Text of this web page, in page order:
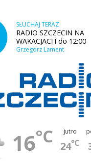
SŁUCHAJ TERAZ
RADIO SZCZECIN NA
WAKACJACH do 12:00
Grzegorz Lament
16°C jutro
24°C